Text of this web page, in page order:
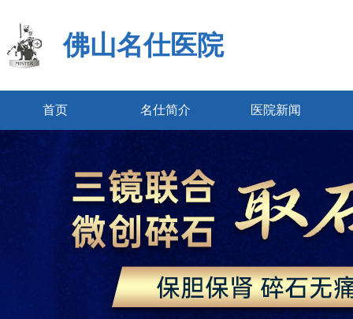
佛山名仕医院
首页 名仕简介 医院新闻